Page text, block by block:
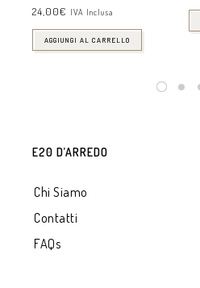
24,00€ IVA Inclusa
AGGIUNGI AL CARRELLO
E20 D’ARREDO
Chi Siamo
Contatti
FAQs